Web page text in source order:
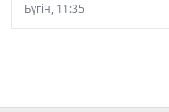
Бүгін, 11:35